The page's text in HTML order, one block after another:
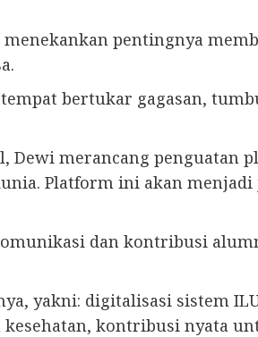
pentingnya
bertukar gagasan,
merancang penguatan
Platform ini akan
dan kontribusi
yakni: digitalisasi sistem
kontribusi nyata